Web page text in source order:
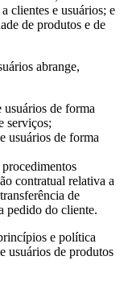
clientes e usuários; e
de produtos e de
abrange,
usuários de forma
serviços;
usuários de forma
contratual relativa a
de
pedido do cliente.
e política
usuários de produtos